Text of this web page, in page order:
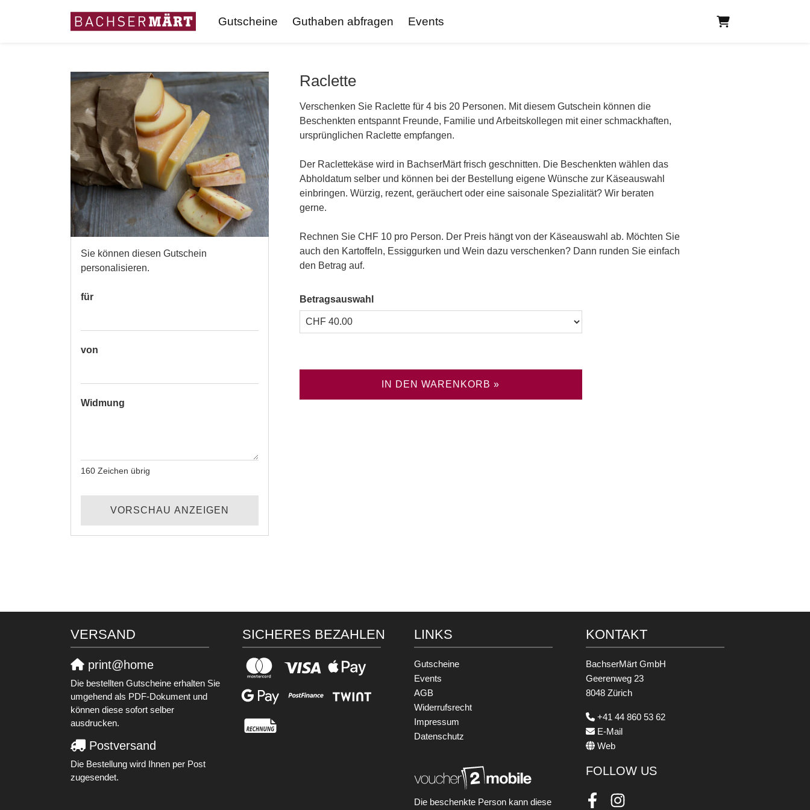
Gutscheine Guthaben abfragen Events
Warenkorb
Sie können diesen Gutschein
personalisieren.
für
von
Widmung
160 Zeichen übrig
VORSCHAU ANZEIGEN
Raclette
Verschenken Sie Raclette für 4 bis 20 Personen. Mit diesem Gutschein können die
Beschenkten entspannt Freunde, Familie und Arbeitskollegen mit einer schmackhaften,
ursprünglichen Raclette empfangen.
Der Raclettekäse wird in BachserMärt frisch geschnitten. Die Beschenkten wählen das
Abholdatum selber und können bei der Bestellung eigene Wünsche zur Käseauswahl
einbringen. Würzig, rezent, geräuchert oder eine saisonale Spezialität? Wir beraten
gerne.
Rechnen Sie CHF 10 pro Person. Der Preis hängt von der Käseauswahl ab. Möchten Sie
auch den Kartoffeln, Essiggurken und Wein dazu verschenken? Dann runden Sie einfach
den Betrag auf.
Betragsauswahl
IN DEN WARENKORB »
VERSAND
print@home
Die bestellten Gutscheine erhalten Sie
umgehend als PDF-Dokument und
können diese sofort selber
ausdrucken.
Postversand
Die Bestellung wird Ihnen per Post
zugesendet.
SICHERES BEZAHLEN LINKS
Gutscheine
Events
AGB
Widerrufsrecht
Impressum
Datenschutz
Die beschenkte Person kann diese
KONTAKT
BachserMärt GmbH
Geerenweg 23
8048 Zürich
+41 44 860 53 62
E-Mail
Web
FOLLOW US
FacebookInstagram